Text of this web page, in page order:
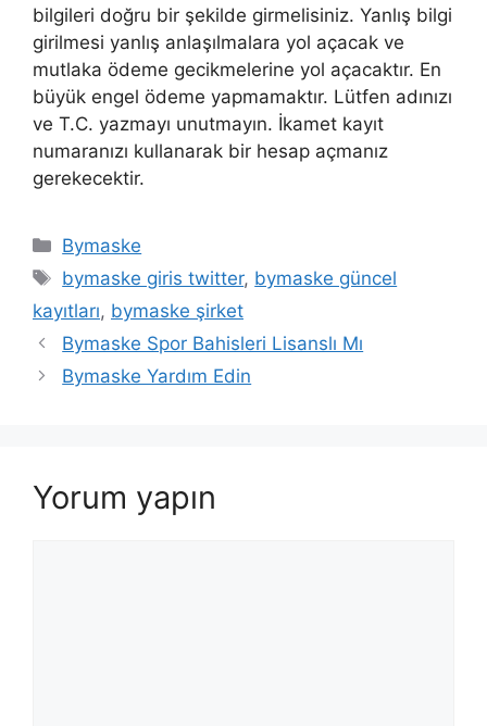
bilgileri doğru bir şekilde girmelisiniz. Yanlış bilgi
girilmesi yanlış anlaşılmalara yol açacak ve
mutlaka ödeme gecikmelerine yol açacaktır. En
büyük engel ödeme yapmamaktır. Lütfen adınızı
ve T.C. yazmayı unutmayın. İkamet kayıt
numaranızı kullanarak bir hesap açmanız
gerekecektir.
Kategoriler
Bymaske
Etiketler
bymaske giris twitter, bymaske güncel
kayıtları, bymaske şirket
Bymaske Spor Bahisleri Lisanslı Mı
Bymaske Yardım Edin
Yorum yapın